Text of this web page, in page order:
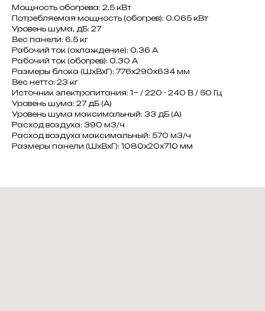
Мощность обогрева: 2.5 кВт
Потребляемая мощность (обогрев): 0.065 кВт
Уровень шума, дБ: 27
Вес панели: 6.5 кг
Рабочий ток (охлаждение): 0.36 A
Рабочий ток (обогрев): 0.30 A
Размеры блока (ШxВxГ): 776x290x634 мм
Вес нетто: 23 кг
Источник электропитания: 1~ / 220 - 240 В / 50 Гц
Уровень шума: 27 дБ (А)
Уровень шума максимальный: 33 дБ (А)
Расход воздуха: 390 м3/ч
Расход воздуха максимальный: 570 м3/ч
Размеры панели (ШxВxГ): 1080x20x710 мм